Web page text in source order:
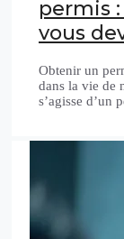
permis
vous
Obtenir un
dans la vie de
s’agisse d’un